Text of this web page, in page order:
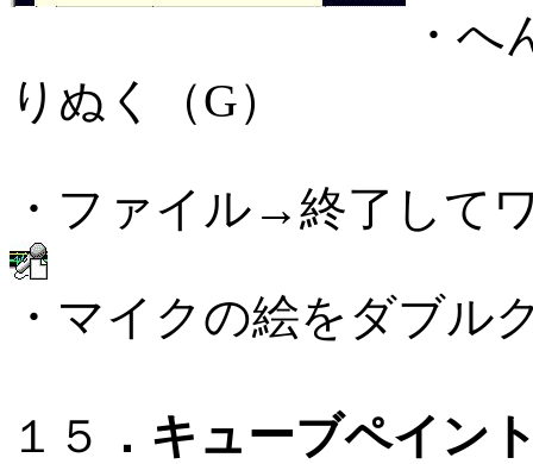
・
りぬく（G）
・ファイル→終了して
・マイクの絵をダブル
１５
．キューブペイン